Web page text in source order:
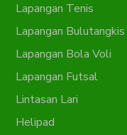
Lapangan Tenis
Lapangan Bulutangkis
Lapangan Bola Voli
Lapangan Futsal
Lintasan Lari
Helipad